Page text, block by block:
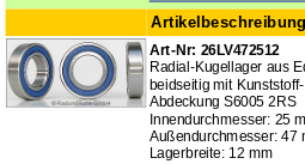
Artikelbeschreibung
Art-Nr: 26LV472512
Radial-Kugellager aus
beidseitig mit Kunststoff-
Abdeckung S6005 2RS
Innendurchmesser: 25
Außendurchmesser: 47
Lagerbreite: 12 mm